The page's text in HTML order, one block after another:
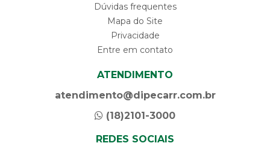
Dúvidas frequentes
Mapa do Site
Privacidade
Entre em contato
ATENDIMENTO
atendimento@dipecarr.com.br
(18)2101-3000
REDES SOCIAIS